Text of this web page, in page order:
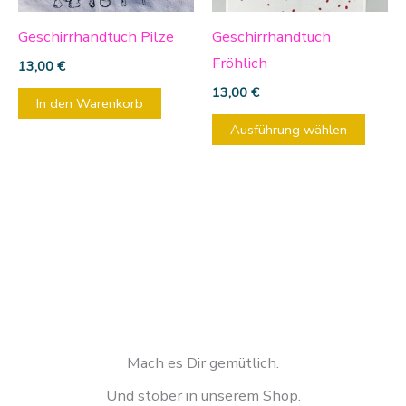
Geschirrhandtuch Pilze
13,00 €
In den Warenkorb
Geschirrhandtuch
Fröhlich
13,00 €
Ausführung wählen
Die
der
Mach es Dir gemütlich.
Und stöber in unserem Shop.